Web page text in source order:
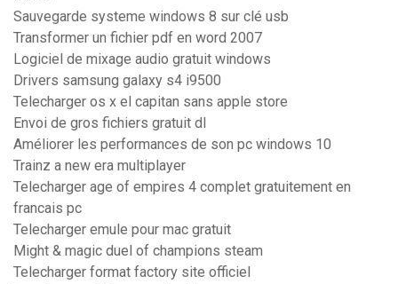
Sauvegarde systeme windows 8 sur clé usb
Transformer un fichier pdf en word 2007
Logiciel de mixage audio gratuit windows
Drivers samsung galaxy s4 i9500
Telecharger os x el capitan sans apple store
Envoi de gros fichiers gratuit dl
Améliorer les performances de son pc windows 10
Trainz a new era multiplayer
Telecharger age of empires 4 complet gratuitement en
francais pc
Telecharger emule pour mac gratuit
Might & magic duel of champions steam
Telecharger format factory site officiel